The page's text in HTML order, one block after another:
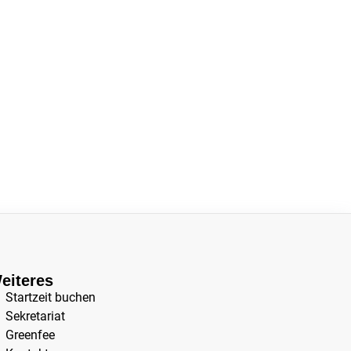
Startzeit buchen
Sekretariat
Greenfee